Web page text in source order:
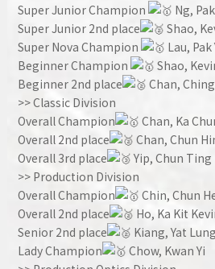
Super Junior Champion
Ng,
Super Junior 2nd place
Shao,
Super Nova Champion
Lau, Pak
Beginner Champion
Shao,
Beginner 2nd place
Chan,
>> Classic Division
Overall Champion
Chan, Ka
Overall 2nd place
Chan, Chun
Overall 3rd place
Yip, Chun Ting
>> Production Division
Overall Champion
Chin, Chun
Overall 2nd place
Ho, Ka Kit
Senior 2nd place
Kiang, Yat Lung
Lady Champion
Chow, Kwan Yi